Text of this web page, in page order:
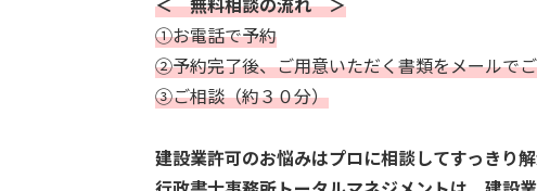
①お電話で予約
②予約完了後、ご用意いただく書類をメールで
③ご相談（約３０分）
建設業許可のお悩みはプロに相談してすっきり解